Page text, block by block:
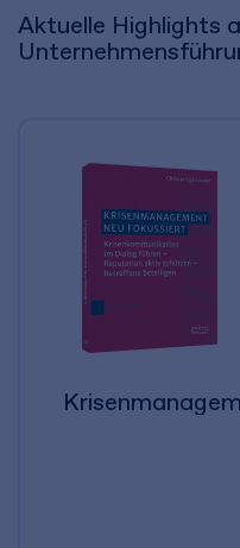
Aktuelle Highlights